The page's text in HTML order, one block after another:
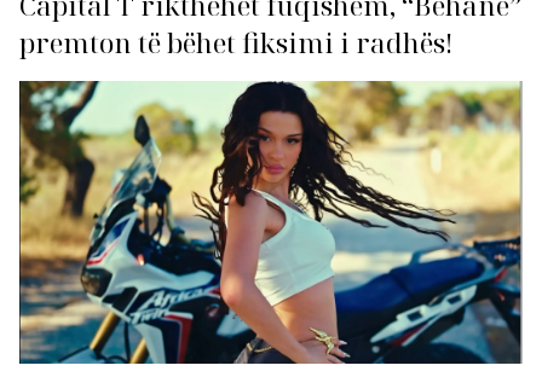
premton të bëhet fiksimi i radhës!